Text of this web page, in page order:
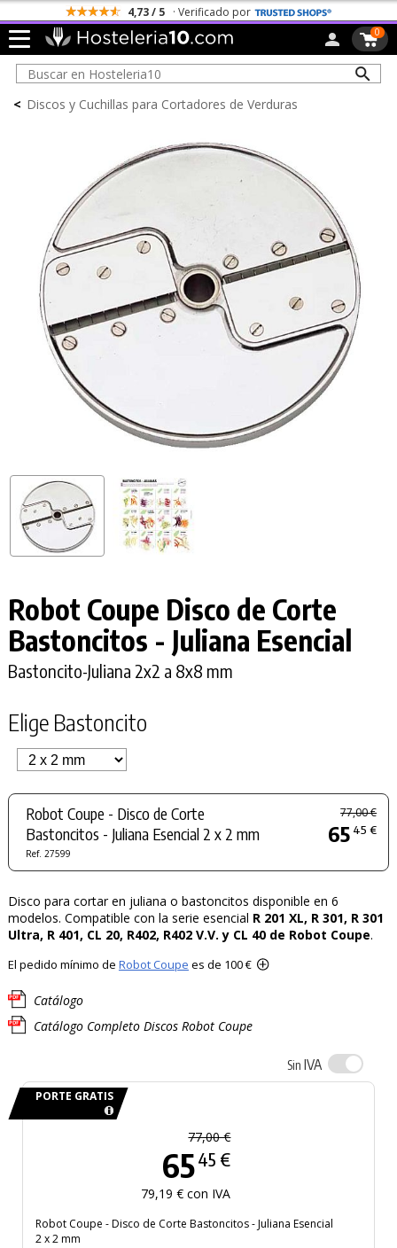
4,73 / 5 · Verificado por
0
< Discos y Cuchillas para Cortadores de Verduras
Robot Coupe Disco de Corte
Bastoncitos - Juliana Esencial
Bastoncito-Juliana 2x2 a 8x8 mm
Elige Bastoncito
Robot Coupe - Disco de Corte
Bastoncitos - Juliana Esencial 2 x 2 mm
Ref. 27599
77,00 €
65 45 €
Disco para cortar en juliana o bastoncitos disponible en 6
modelos. Compatible con la serie esencial R 201 XL, R 301, R 301
Ultra, R 401, CL 20, R402, R402 V.V. y CL 40 de Robot Coupe.
El pedido mínimo de Robot Coupe es de 100 €
Catálogo
Catálogo Completo Discos Robot Coupe
Sin IVA
PORTE GRATIS
77,00 €
6545 €
79,19 € con IVA
Robot Coupe - Disco de Corte Bastoncitos - Juliana Esencial
2 x 2 mm